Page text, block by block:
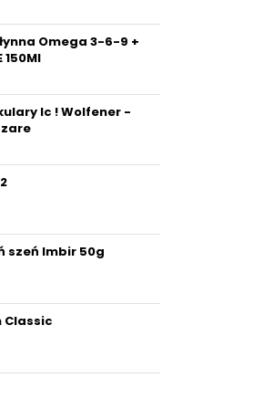
Omega 3-6-9 +
Ic ! Wolfener -
szeń Imbir 50g
Classic